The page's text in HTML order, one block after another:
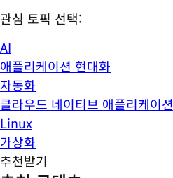
관심 토픽 선택:
AI
애플리케이션 현대화
자동화
클라우드 네이티브 애플리케이션
Linux
가상화
추천받기